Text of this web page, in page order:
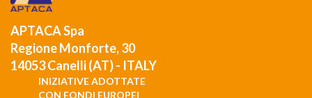
APTACA Spa
Regione Monforte, 30
14053 Canelli (AT) - ITALY
INIZIATIVE ADOTTATE
CON FONDI EUROPEI